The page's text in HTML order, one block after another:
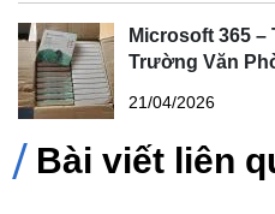
Microsoft 365
Trường Văn
21/04/2026
Bài viết liên